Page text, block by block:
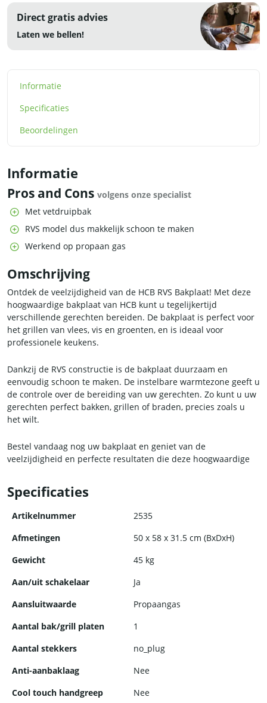
Direct gratis advies
Laten we bellen!
Informatie
Specificaties
Beoordelingen
Informatie
Pros and Cons volgens onze specialist
Met vetdruipbak
RVS model dus makkelijk schoon te maken
Werkend op propaan gas
Omschrijving
Ontdek de veelzijdigheid van de HCB RVS Bakplaat! Met deze
hoogwaardige bakplaat van HCB kunt u tegelijkertijd
verschillende gerechten bereiden. De bakplaat is perfect voor
het grillen van vlees, vis en groenten, en is ideaal voor
professionele keukens.
Dankzij de RVS constructie is de bakplaat duurzaam en
eenvoudig schoon te maken. De instelbare warmtezone geeft u
de controle over de bereiding van uw gerechten. Zo kunt u uw
gerechten perfect bakken, grillen of braden, precies zoals u
het wilt.
Bestel vandaag nog uw bakplaat en geniet van de
veelzijdigheid en perfecte resultaten die deze hoogwaardige
Specificaties
Artikelnummer
2535
Afmetingen
50 x 58 x 31.5 cm (BxDxH)
Gewicht
45 kg
Aan/uit schakelaar
Ja
Aansluitwaarde
Propaangas
Aantal bak/grill platen
1
Aantal stekkers
no_plug
Anti-aanbaklaag
Nee
Cool touch handgreep
Nee